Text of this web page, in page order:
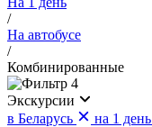
/
На автобусе
/
Комбинированные
4
Экскурсии
в Беларусь
на 1 день